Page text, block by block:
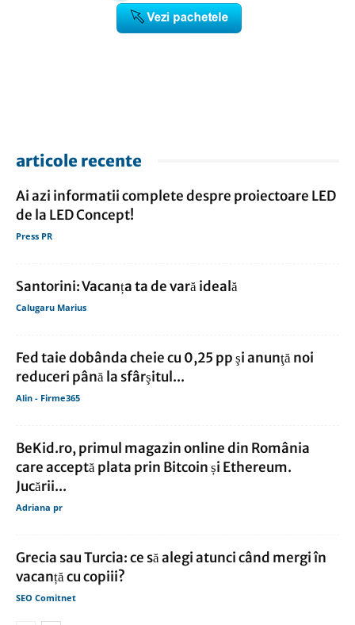
articole recente
Ai azi informatii complete despre proiectoare LED
de la LED Concept!
Press PR
Santorini: Vacanța ta de vară ideală
Calugaru Marius
Fed taie dobânda cheie cu 0,25 pp şi anunţă noi
reduceri până la sfârşitul...
Alin - Firme365
BeKid.ro, primul magazin online din România
care acceptă plata prin Bitcoin și Ethereum.
Jucării...
Adriana pr
Grecia sau Turcia: ce să alegi atunci când mergi în
vacanță cu copiii?
SEO Comitnet